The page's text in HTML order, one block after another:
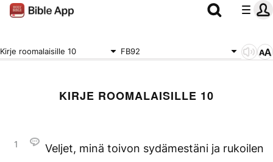
Kirje roomalaisille 10 FB92
KIRJE ROOMALAISILLE 10
1 Veljet, minä toivon sydämestäni ja rukoilen